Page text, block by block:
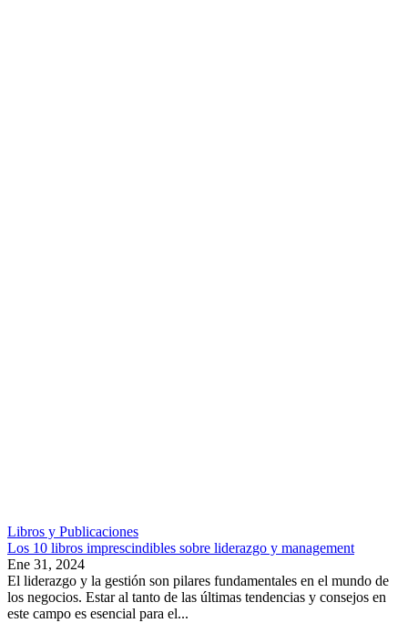
Libros y Publicaciones
Los 10 libros imprescindibles sobre liderazgo y management
Ene 31, 2024
El liderazgo y la gestión son pilares fundamentales en el mundo de
los negocios. Estar al tanto de las últimas tendencias y consejos en
este campo es esencial para el...